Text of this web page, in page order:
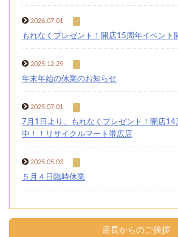
2026.07.01
もれなくプレゼント！開店15周年イベント
2025.12.29
年末年始の休業のお知らせ
2025.07.01
7月1日より、もれなくプレゼント！開店14
中！！リサイクルマート帯広店
2025.05.03
５月４日臨時休業
店長からのご挨拶